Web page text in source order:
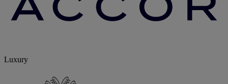
Luxury